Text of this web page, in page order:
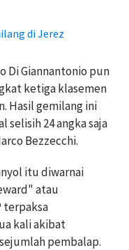
di Jerez
Di Giannantonio pun
ketiga klasemen
Hasil gemilang ini
24 angka saja
Bezzecchi.
itu diwarnai
atau
terpaksa
kali akibat
pembalap.